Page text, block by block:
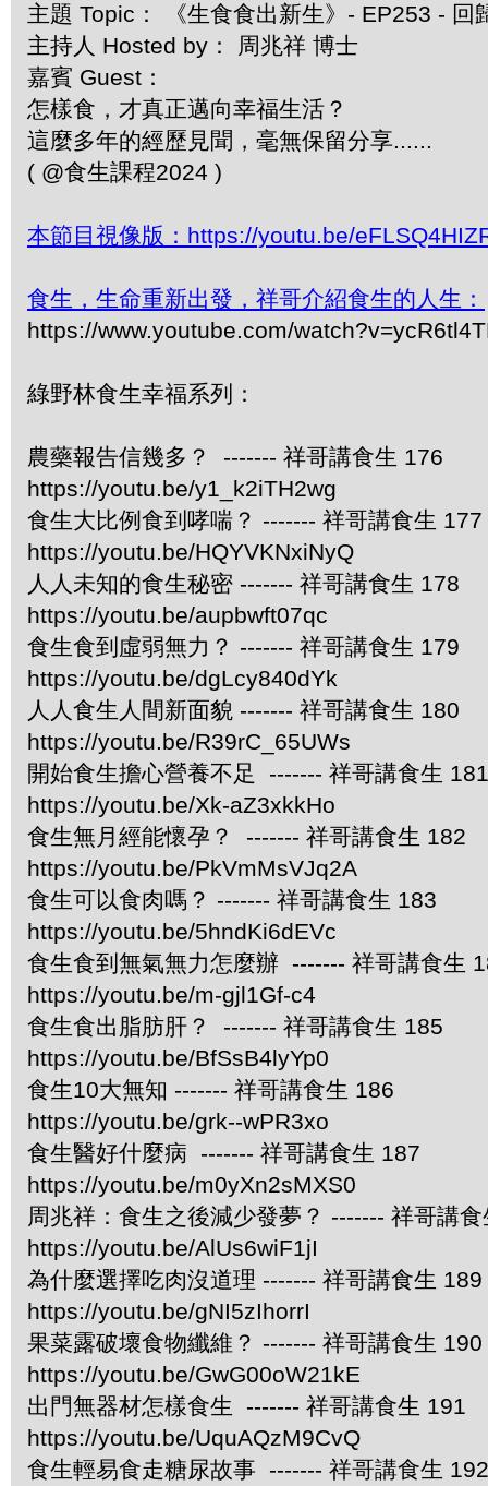
主題 Topic： 《生食食出新生》- EP253 - 回
主持人 Hosted by： 周兆祥 博士
嘉賓 Guest：
怎樣食，才真正邁向幸福生活？
這麼多年的經歷見聞，毫無保留分享......
( @食生課程2024 )
本節目視像版：https://youtu.be/
食生，生命重新出發，祥哥介紹食生的人生：
https://www.youtube.com/
綠野林食生幸福系列：
農藥報告信幾多？ ------- 祥哥講食生 176
https://youtu.be/y1_k2iTH2wg
食生大比例食到哮喘？ ------- 祥哥講食生 177
https://youtu.be/HQYVKNxiNyQ
人人未知的食生秘密 ------- 祥哥講食生 178
https://youtu.be/aupbwft07qc
食生食到虛弱無力？ ------- 祥哥講食生 179
https://youtu.be/dgLcy840dYk
人人食生人間新面貌 ------- 祥哥講食生 180
https://youtu.be/R39rC_65UWs
開始食生擔心營養不足 ------- 祥哥講食生 181
https://youtu.be/Xk-aZ3xkkHo
食生無月經能懷孕？ ------- 祥哥講食生 182
https://youtu.be/PkVmMsVJq2A
食生可以食肉嗎？ ------- 祥哥講食生 183
https://youtu.be/5hndKi6dEVc
食生食到無氣無力怎麼辦 ------- 祥哥講食生
https://youtu.be/m-gjl1Gf-c4
食生食出脂肪肝？ ------- 祥哥講食生 185
https://youtu.be/BfSsB4lyYp0
食生10大無知 ------- 祥哥講食生 186
https://youtu.be/grk--wPR3xo
食生醫好什麼病 ------- 祥哥講食生 187
https://youtu.be/m0yXn2sMXS0
周兆祥：食生之後減少發夢？ ------- 祥哥講
https://youtu.be/AlUs6wiF1jI
為什麼選擇吃肉沒道理 ------- 祥哥講食生 189
https://youtu.be/gNI5zIhorrI
果菜露破壞食物纖維？ ------- 祥哥講食生 190
https://youtu.be/GwG00oW21kE
出門無器材怎樣食生 ------- 祥哥講食生 191
https://youtu.be/UquAQzM9CvQ
食生輕易食走糖尿故事 ------- 祥哥講食生 192